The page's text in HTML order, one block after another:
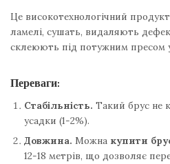
Це високотехнологічний
ламелі, сушать, видаляють
склеюють під потужним пресом
Переваги:
Стабільність. Такий брус не
усадки (1-2%).
Довжина. Можна купити
12-18 метрів, що дозволяє